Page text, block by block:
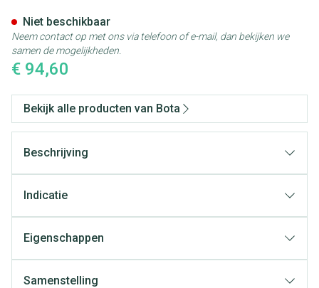
€ 94,60
Niet beschikbaar
Neem contact op met ons via telefoon of e-mail, dan bekijken we
samen de mogelijkheden.
Bekijk alle producten van Bota
Beschrijving
Indicatie
Eigenschappen
Samenstelling